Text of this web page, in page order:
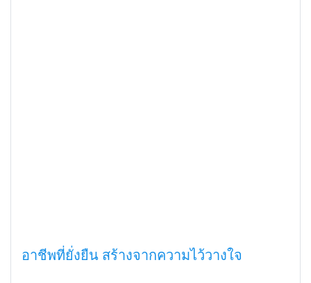
อาชีพที่ยั่งยืน สร้างจากความไว้วางใจ